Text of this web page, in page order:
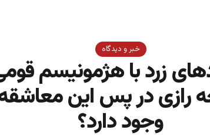
خبر و دیدگاه
زرد با هژمونیسم
رازی در پس این
وجود دارد؟